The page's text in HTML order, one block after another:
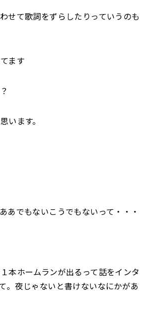
せて歌詞をずらしたりっていうのも
ます
います。
あでもないこうでもないって・・・
本ホームランが出るって話をインタ
。夜じゃないと書けないなにかがあ